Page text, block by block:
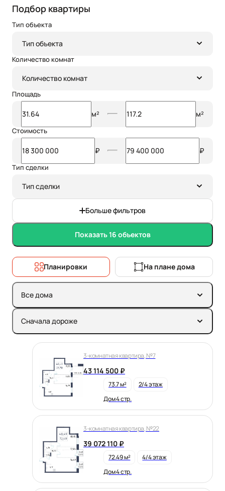
Подбор квартиры
Тип объекта
Тип объекта
Количество комнат
Количество комнат
Площадь
м² м²
Стоимость
₽ ₽
Тип сделки
Тип сделки
Больше фильтров
Показать 16 объектов
Планировки На плане дома
Все дома
Сначала дороже
3-комнатная квартира, №7
43 114 500 ₽
73.7 м²
2/4 этаж
Дом 4 стр.
3-комнатная квартира, №22
39 072 110 ₽
72.49 м²
4/4 этаж
Дом 4 стр.